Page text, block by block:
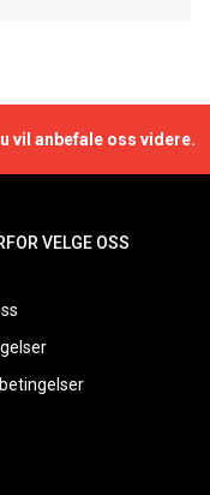
vil anbefale oss videre.
VELGE OSS